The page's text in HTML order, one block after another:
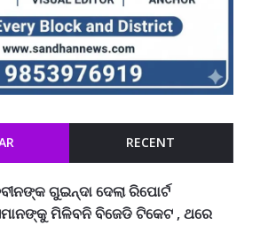
RECENT
ଗୁଇନ୍ଦା ଦେଲା ରିପୋର୍ଟ
ମିଳିବନି ବିଜେଡି ଟିକେଟ , ଥରେ